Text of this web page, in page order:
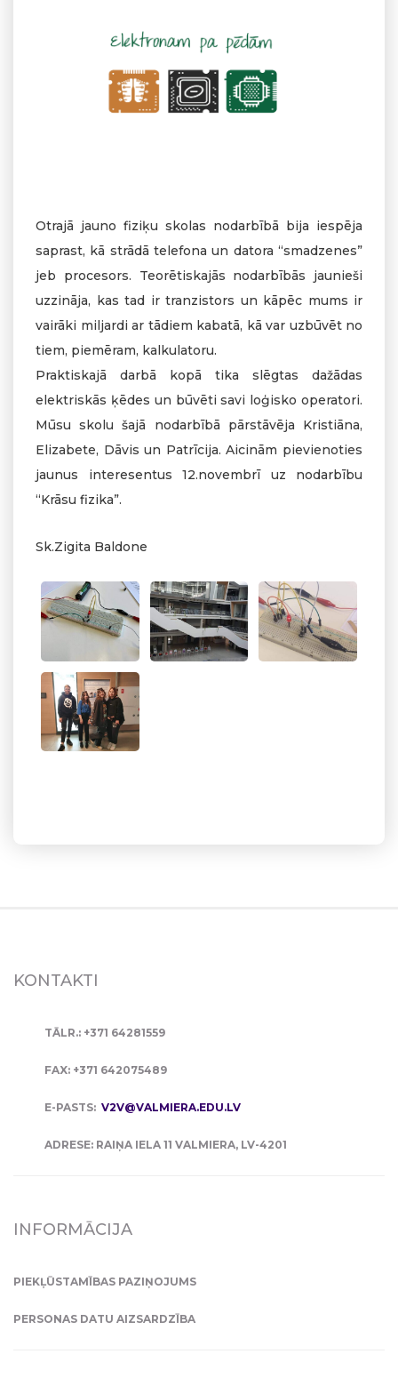
Otrajā jauno fiziķu skolas nodarbībā bija iespēja
saprast, kā strādā telefona un datora “smadzenes”
jeb procesors. Teorētiskajās nodarbībās jaunieši
uzzināja, kas tad ir tranzistors un kāpēc mums ir
vairāki miljardi ar tādiem kabatā, kā var uzbūvēt no
tiem, piemēram, kalkulatoru.
Praktiskajā darbā kopā tika slēgtas dažādas
elektriskās ķēdes un būvēti savi loģisko operatori.
Mūsu skolu šajā nodarbībā pārstāvēja Kristiāna,
Elizabete, Dāvis un Patrīcija. Aicinām pievienoties
jaunus interesentus 12.novembrī uz nodarbību
“Krāsu fizika”.
Sk.Zigita Baldone
KONTAKTI
TĀLR.: +371 64281559
FAX: +371 642075489
E-PASTS: V2V@VALMIERA.EDU.LV
ADRESE: RAIŅA IELA 11 VALMIERA, LV-4201
INFORMĀCIJA
PIEKĻŪSTAMĪBAS PAZIŅOJUMS
PERSONAS DATU AIZSARDZĪBA